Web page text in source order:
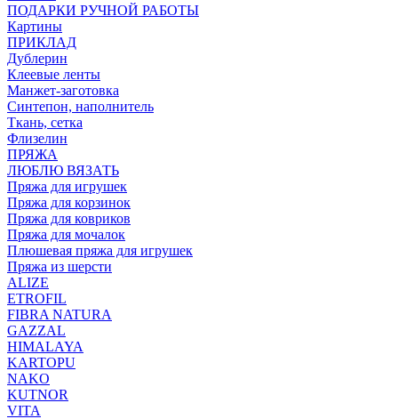
ПОДАРКИ РУЧНОЙ РАБОТЫ
Картины
ПРИКЛАД
Дублерин
Клеевые ленты
Манжет-заготовка
Синтепон, наполнитель
Ткань, сетка
Флизелин
ПРЯЖА
ЛЮБЛЮ ВЯЗАТЬ
Пряжа для игрушек
Пряжа для корзинок
Пряжа для ковриков
Пряжа для мочалок
Плюшевая пряжа для игрушек
Пряжа из шерсти
ALIZE
ETROFIL
FIBRA NATURA
GAZZAL
HIMALAYA
KARTOPU
NAKO
KUTNOR
VITA